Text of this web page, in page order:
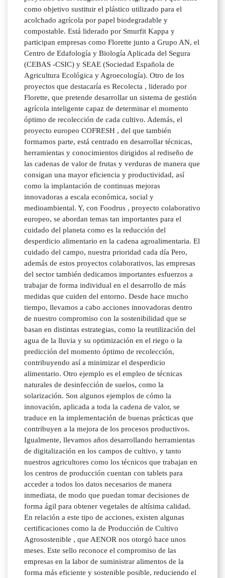
como objetivo sustituir el plástico utilizado para el
acolchado agrícola por papel biodegradable y
compostable. Está liderado por Smurfit Kappa y
participan empresas como Florette junto a Grupo AN, el
Centro de Edafología y Biología Aplicada del Segura
(CEBAS -CSIC) y SEAE (Sociedad Española de
Agricultura Ecológica y Agroecología). Otro de los
proyectos que destacaría es Recolecta , liderado por
Florette, que pretende desarrollar un sistema de gestión
agrícola inteligente capaz de determinar el momento
óptimo de recolección de cada cultivo. Además, el
proyecto europeo COFRESH , del que también
formamos parte, está centrado en desarrollar técnicas,
herramientas y conocimientos dirigidos al rediseño de
las cadenas de valor de frutas y verduras de manera que
consigan una mayor eficiencia y productividad, así
como la implantación de continuas mejoras
innovadoras a escala económica, social y
medioambiental. Y, con Foodrus , proyecto colaborativo
europeo, se abordan temas tan importantes para el
cuidado del planeta como es la reducción del
desperdicio alimentario en la cadena agroalimentaria. El
cuidado del campo, nuestra prioridad cada día Pero,
además de estos proyectos colaborativos, las empresas
del sector también dedicamos importantes esfuerzos a
trabajar de forma individual en el desarrollo de más
medidas que cuiden del entorno. Desde hace mucho
tiempo, llevamos a cabo acciones innovadoras dentro
de nuestro compromiso con la sostenibilidad que se
basan en distintas estrategias, como la reutilización del
agua de la lluvia y su optimización en el riego o la
predicción del momento óptimo de recolección,
contribuyendo así a minimizar el desperdicio
alimentario. Otro ejemplo es el empleo de técnicas
naturales de desinfección de suelos, como la
solarización. Son algunos ejemplos de cómo la
innovación, aplicada a toda la cadena de valor, se
traduce en la implementación de buenas prácticas que
contribuyen a la mejora de los procesos productivos.
Igualmente, llevamos años desarrollando herramientas
de digitalización en los campos de cultivo, y tanto
nuestros agricultores como los técnicos que trabajan en
los centros de producción cuentan con tablets para
acceder a todos los datos necesarios de manera
inmediata, de modo que puedan tomar decisiones de
forma ágil para obtener vegetales de altísima calidad.
En relación a este tipo de acciones, existen algunas
certificaciones como la de Producción de Cultivo
Agrosostenible , que AENOR nos otorgó hace unos
meses. Este sello reconoce el compromiso de las
empresas en la labor de suministrar alimentos de la
forma más eficiente y sostenible posible, reduciendo el